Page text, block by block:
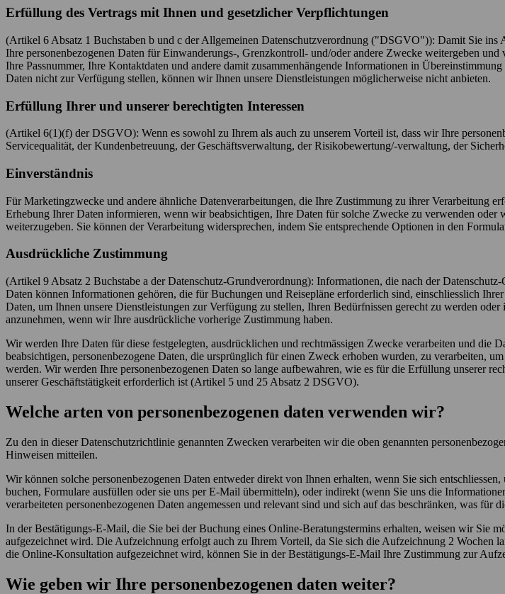
Erfüllung des Vertrags mit Ihnen und gesetzlicher Verpflichtungen
(Artikel 6 Absatz 1 Buchstaben b und c der Allgemeinen Datenschutzverordnung ("DSGVO")): Damit Sie ins
Ihre personenbezogenen Daten für Einwanderungs-, Grenzkontroll- und/oder andere Zwecke weitergeben
Ihre Passnummer, Ihre Kontaktdaten und andere damit zusammenhängende Informationen in
Daten nicht zur Verfügung stellen, können wir Ihnen unsere Dienstleistungen möglicherweise nicht anbieten.
Erfüllung Ihrer und unserer berechtigten Interessen
(Artikel 6(1)(f) der DSGVO): Wenn es sowohl zu Ihrem als auch zu unserem Vorteil ist, dass wir Ihre
Servicequalität, der Kundenbetreuung, der Geschäftsverwaltung, der Risikobewertung/-verwaltung, der
Einverständnis
Für Marketingzwecke und andere ähnliche Datenverarbeitungen, die Ihre Zustimmung zu ihrer
Erhebung Ihrer Daten informieren, wenn wir beabsichtigen, Ihre Daten für solche Zwecke zu verwenden
weiterzugeben. Sie können der Verarbeitung widersprechen, indem Sie entsprechende Optionen in den
Ausdrückliche Zustimmung
(Artikel 9 Absatz 2 Buchstabe a der Datenschutz-Grundverordnung): Informationen, die nach der
Daten können Informationen gehören, die für Buchungen und Reisepläne erforderlich sind, einschliesslich
Daten, um Ihnen unsere Dienstleistungen zur Verfügung zu stellen, Ihren Bedürfnissen gerecht zu werden
anzunehmen, wenn wir Ihre ausdrückliche vorherige Zustimmung haben.
Wir werden Ihre Daten für diese festgelegten, ausdrücklichen und rechtmässigen Zwecke verarbeiten und
beabsichtigen, personenbezogene Daten, die ursprünglich für einen Zweck erhoben wurden, zu verarbeiten,
werden. Wir werden Ihre personenbezogenen Daten so lange aufbewahren, wie es für die Erfüllung unserer
unserer Geschäftstätigkeit erforderlich ist (Artikel 5 und 25 Absatz 2 DSGVO).
Welche arten von personenbezogenen daten verwenden wir?
Zu den in dieser Datenschutzrichtlinie genannten Zwecken verarbeiten wir die oben genannten
Hinweisen mitteilen.
Wir können solche personenbezogenen Daten entweder direkt von Ihnen erhalten, wenn Sie sich
buchen, Formulare ausfüllen oder sie uns per E-Mail übermitteln), oder indirekt (wenn Sie uns die
verarbeiteten personenbezogenen Daten angemessen und relevant sind und sich auf das beschränken, was
In der Bestätigungs-E-Mail, die Sie bei der Buchung eines Online-Beratungstermins erhalten, weisen wir Sie
aufgezeichnet wird. Die Aufzeichnung erfolgt auch zu Ihrem Vorteil, da Sie sich die Aufzeichnung 2 Wochen
die Online-Konsultation aufgezeichnet wird, können Sie in der Bestätigungs-E-Mail Ihre Zustimmung zur
Wie geben wir Ihre personenbezogenen daten weiter?